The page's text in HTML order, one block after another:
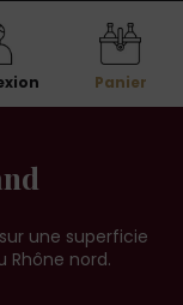
Panier
une superficie
Rhône nord.